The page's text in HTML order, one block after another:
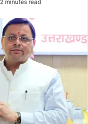
2 minutes read